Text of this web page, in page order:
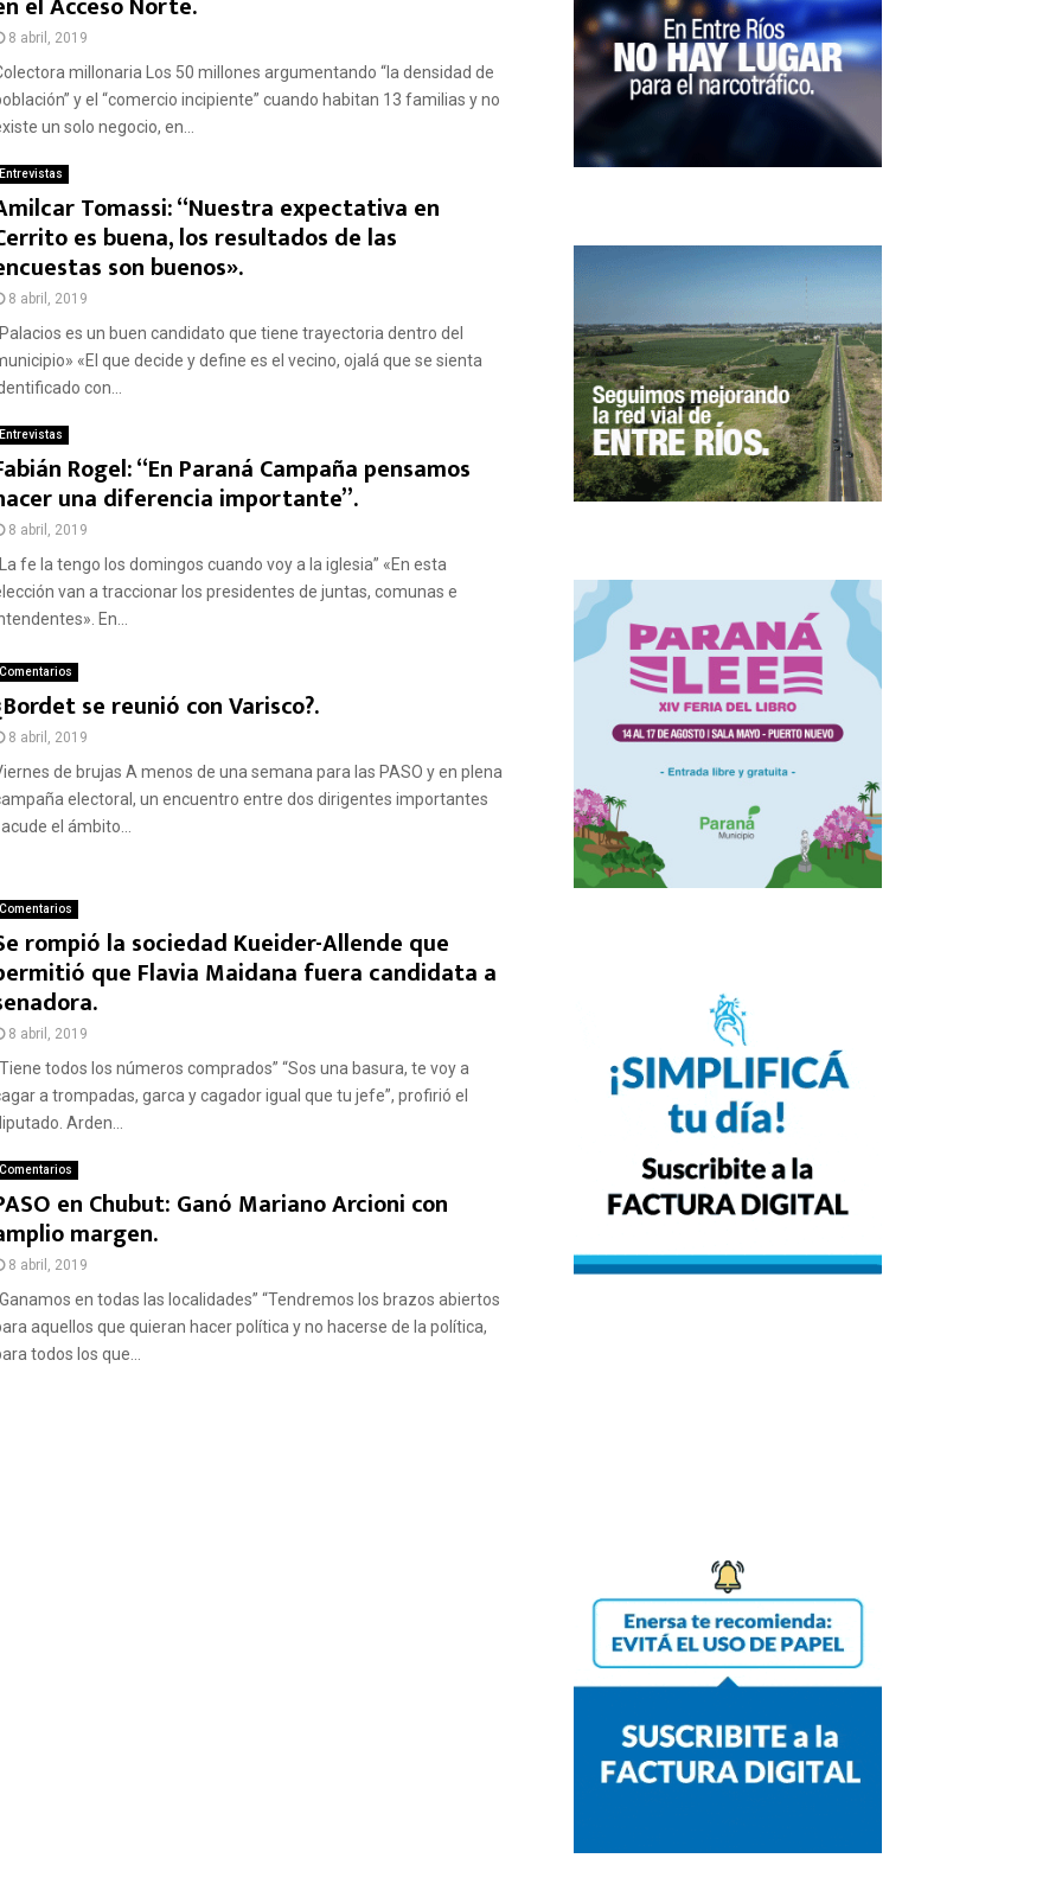
8 abril, 2019
millonaria Los 50 millones argumentando “la densidad de
y el “comercio incipiente” cuando habitan 13 familias y no
un solo negocio, en...
Entrevistas
Tomassi: “Nuestra expectativa en
es buena, los resultados de las
son buenos».
8 abril, 2019
es un buen candidato que tiene trayectoria dentro del
«El que decide y define es el vecino, ojalá que se sienta
con...
Entrevistas
Rogel: “En Paraná Campaña pensamos
una diferencia importante”.
8 abril, 2019
fe la tengo los domingos cuando voy a la iglesia” «En esta
van a traccionar los presidentes de juntas, comunas e
En...
Comentarios
se reunió con Varisco?.
8 abril, 2019
de brujas A menos de una semana para las PASO y en plena
electoral, un encuentro entre dos dirigentes importantes
el ámbito...
Comentarios
rompió la sociedad Kueider-Allende que
que Flavia Maidana fuera candidata a
8 abril, 2019
todos los números comprados” “Sos una basura, te voy a
a trompadas, garca y cagador igual que tu jefe”, profirió el
Arden...
Comentarios
en Chubut: Ganó Mariano Arcioni con
margen.
8 abril, 2019
en todas las localidades” “Tendremos los brazos abiertos
aquellos que quieran hacer política y no hacerse de la política,
todos los que...